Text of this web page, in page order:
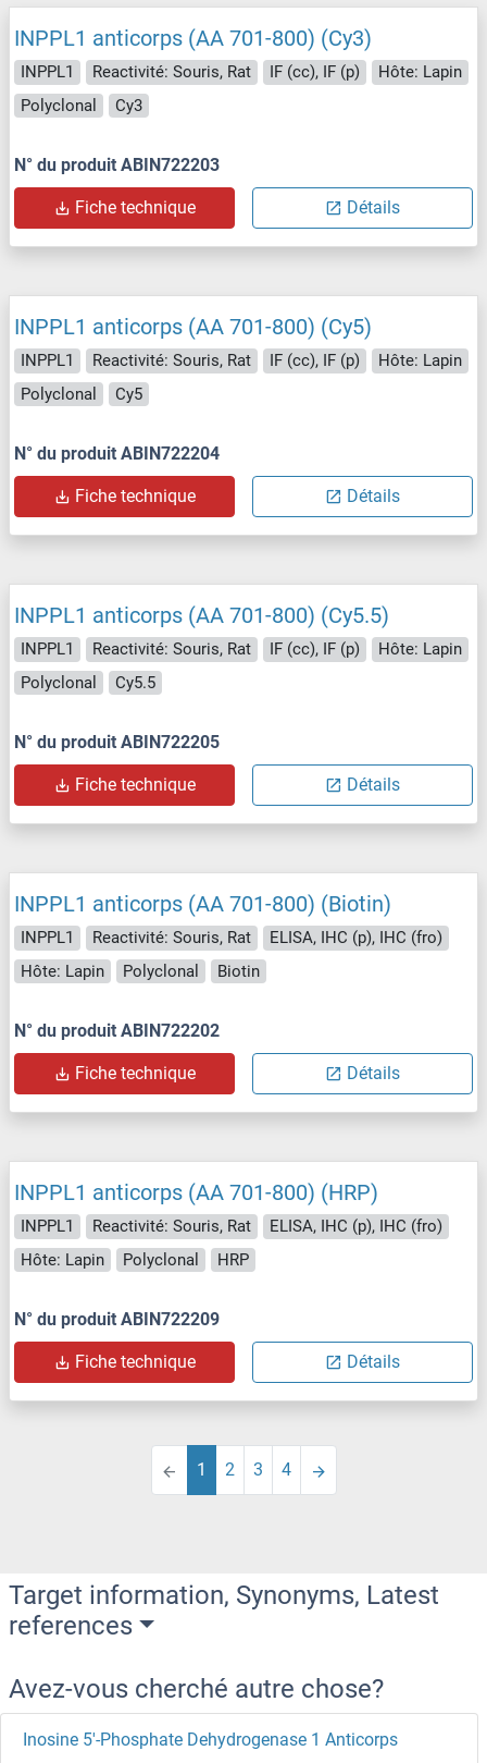
INPPL1 anticorps (AA 701-800) (Cy3)
INPPL1 Reactivité: Souris, Rat IF (cc), IF (p)
Hôte: Lapin
Polyclonal
Cy3
N° du produit ABIN722203
Fiche technique Détails
INPPL1 anticorps (AA 701-800) (Cy5)
INPPL1 Reactivité: Souris, Rat IF (cc), IF (p)
Hôte: Lapin
Polyclonal
Cy5
N° du produit ABIN722204
Fiche technique Détails
INPPL1 anticorps (AA 701-800) (Cy5.5)
INPPL1 Reactivité: Souris, Rat IF (cc), IF (p)
Hôte: Lapin
Polyclonal
Cy5.5
N° du produit ABIN722205
Fiche technique Détails
INPPL1 anticorps (AA 701-800) (Biotin)
INPPL1 Reactivité: Souris, Rat
ELISA, IHC (p), IHC (fro)
Hôte: Lapin
Polyclonal Biotin
N° du produit ABIN722202
Fiche technique Détails
INPPL1 anticorps (AA 701-800) (HRP)
INPPL1 Reactivité: Souris, Rat
ELISA, IHC (p), IHC (fro)
Hôte: Lapin
Polyclonal HRP
N° du produit ABIN722209
Fiche technique Détails
1 2 3 4
Target information, Synonyms, Latest
references
Avez-vous cherché autre chose?
Inosine 5'-Phosphate Dehydrogenase 1 Anticorps